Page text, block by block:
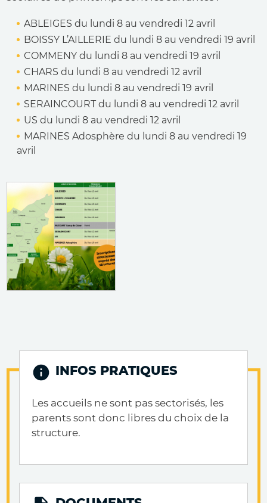
ABLEIGES du lundi 8 au vendredi 12 avril
BOISSY L’AILLERIE du lundi 8 au vendredi 19 avril
COMMENY du lundi 8 au vendredi 19 avril
CHARS du lundi 8 au vendredi 12 avril
MARINES du lundi 8 au vendredi 19 avril
SERAINCOURT du lundi 8 au vendredi 12 avril
US du lundi 8 au vendredi 12 avril
MARINES Adosphère du lundi 8 au vendredi 19
avril
INFOS PRATIQUES
Les accueils ne sont pas sectorisés, les
parents sont donc libres du choix de la
structure.